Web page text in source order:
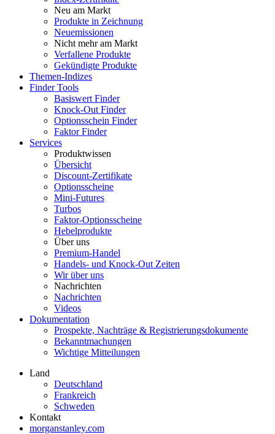
Neu am Markt
Produkte in Zeichnung
Neuemissionen
Nicht mehr am Markt
Verfallene Produkte
Gekündigte Produkte
Themen-Indizes
Finder Tools
Basiswert Finder
Knock-Out Finder
Optionsschein Finder
Faktor Finder
Services
Produktwissen
Übersicht
Discount-Zertifikate
Optionsscheine
Mini-Futures
Turbos
Faktor‑Optionsscheine
Hebelprodukte
Über uns
Premium-Handel
Handels- und Knock-Out Zeiten
Wir über uns
Nachrichten
Nachrichten
Videos
Dokumentation
Prospekte, Nachträge & Registrierungsdokumente
Bekanntmachungen
Wichtige Mitteilungen
Land
Deutschland
Frankreich
Schweden
Kontakt
morganstanley.com